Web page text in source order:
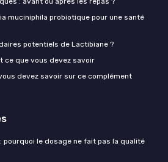
muciniphila probiotique pour une santé
potentiels de Lactibiane ?
ce que vous devez savoir
devez savoir sur ce complément
pourquoi le dosage ne fait pas la qualité